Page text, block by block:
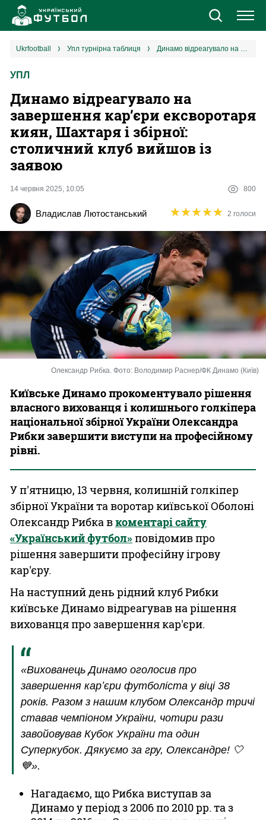
Новини
Єврокубки
УПЛ
Різне
Букмекери
Казино
ukrfootball упл турнірна таблиця Динамо відреагувало на завершення кар’єри ексворотаря киян, Шахтаря і збірної: столичний клуб вийшов із заявою
УПЛ
Динамо відреагувало на
завершення кар’єри ексворотаря
киян, Шахтаря і збірної:
столичний клуб вийшов із
заявою
14 червня 2025, 10:05 800
Владислав Лютостанський ★★★★★
★★★★★ 2 голоси
Олександр Рибка. Фото: Володимир Раснер/ФК Динамо (Київ)
Київське Динамо прокоментувало рішення
власного вихованця і колишнього голкіпера
національної збірної України Олександра
Рибки завершити виступи на професійному
рівні.
У п'ятницю, 13 червня, колишній голкіпер
збірної України та воротар київської Оболоні
Олександр Рибка вкоментарі сайту
«Український футбол»повідомив про
рішення завершити професійну ігрову
кар'єру.
На наступний день рідний клуб Рибки
київське Динамо відреагував на рішення
вихованця про завершення кар'єри.
«Вихованець Динамо оголосив про
завершення карʼєри футболіста у віці 38
років. Разом з нашим клубом Олександр тричі
ставав чемпіоном України, чотири рази
завойовував Кубок України та один
Суперкубок. Дякуємо за гру, Олександре! 🤍
💙».
Нагадаємо, що Рибка виступав за
Динамо у період з 2006 по 2010 рр. та з